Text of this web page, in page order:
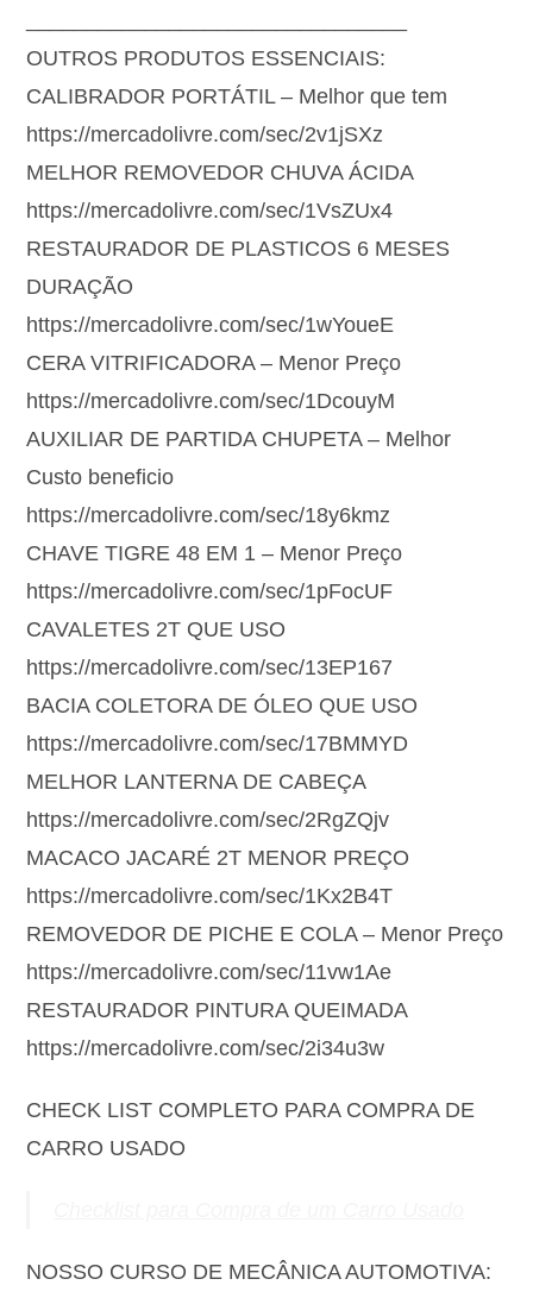
OUTROS PRODUTOS ESSENCIAIS:
CALIBRADOR PORTÁTIL – Melhor que tem
https://mercadolivre.com/sec/2v1jSXz
MELHOR REMOVEDOR CHUVA ÁCIDA
https://mercadolivre.com/sec/1VsZUx4
RESTAURADOR DE PLASTICOS 6 MESES
DURAÇÃO
https://mercadolivre.com/sec/1wYoueE
CERA VITRIFICADORA – Menor Preço
https://mercadolivre.com/sec/1DcouyM
AUXILIAR DE PARTIDA CHUPETA – Melhor
Custo beneficio
https://mercadolivre.com/sec/18y6kmz
CHAVE TIGRE 48 EM 1 – Menor Preço
https://mercadolivre.com/sec/1pFocUF
CAVALETES 2T QUE USO
https://mercadolivre.com/sec/13EP167
BACIA COLETORA DE ÓLEO QUE USO
https://mercadolivre.com/sec/17BMMYD
MELHOR LANTERNA DE CABEÇA
https://mercadolivre.com/sec/2RgZQjv
MACACO JACARÉ 2T MENOR PREÇO
https://mercadolivre.com/sec/1Kx2B4T
REMOVEDOR DE PICHE E COLA – Menor Preço
https://mercadolivre.com/sec/11vw1Ae
RESTAURADOR PINTURA QUEIMADA
https://mercadolivre.com/sec/2i34u3w
CHECK LIST COMPLETO PARA COMPRA DE
CARRO USADO
NOSSO CURSO DE MECÂNICA AUTOMOTIVA: